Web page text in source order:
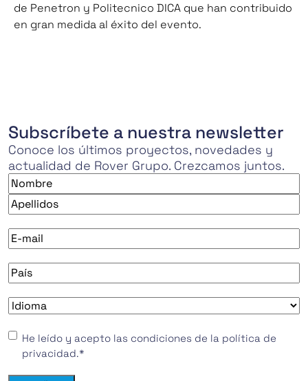
de Penetron y Politecnico DICA que han contribuido
en gran medida al éxito del evento.
Subscríbete a nuestra newsletter
Conoce los últimos proyectos, novedades y
actualidad de Rover Grupo. Crezcamos juntos.
Nombre
Nombre
E-
mail*
País*
Idioma*
Consentimiento*
He leído y acepto las condiciones de la política de
privacidad.*